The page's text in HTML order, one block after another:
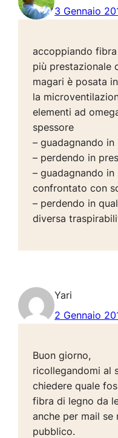
3 Gennaio
accoppiando
più prestazionale
magari è posata
la
elementi ad
spessore
– guadagnando
– perdendo in
– guadagnando
confrontato con
– perdendo in
diversa
Yari
2 Gennaio
Buon giorno,
ricollegandomi al
chiedere quale
fibra di legno da
anche per mail se
pubblico.